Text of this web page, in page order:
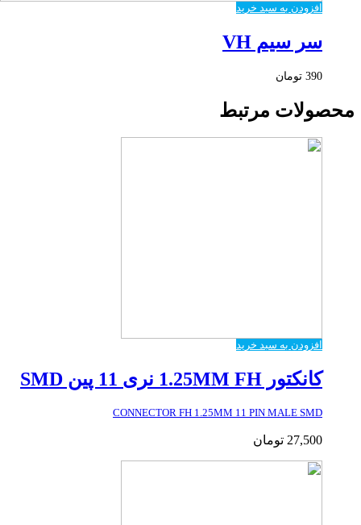
افزودن به سبد خرید
سر سیم VH
390 تومان
محصولات مرتبط
افزودن به سبد خرید
کانکتور 1.25MM FH نری 11 پین SMD
CONNECTOR FH 1.25MM 11 PIN MALE SMD
27,500 تومان